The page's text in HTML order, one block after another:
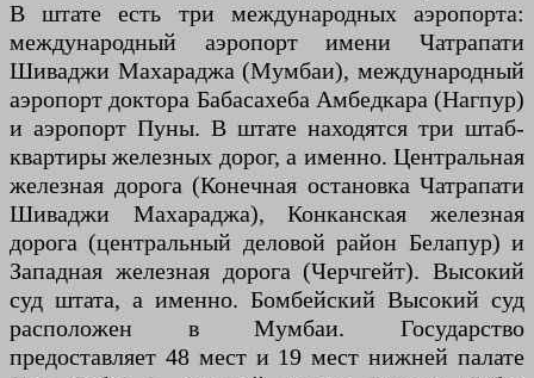
В штате есть три международных аэропорта:
международный аэропорт имени Чатрапати
Шиваджи Махараджа (Мумбаи), международный
аэропорт доктора Бабасахеба Амбедкара (Нагпур)
и аэропорт Пуны. В штате находятся три штаб-
квартиры железных дорог, а именно. Центральная
железная дорога (Конечная остановка Чатрапати
Шиваджи Махараджа), Конканская железная
дорога (центральный деловой район Белапур) и
Западная железная дорога (Черчгейт). Высокий
суд штата, а именно. Бомбейский Высокий суд
расположен в Мумбаи. Государство
предоставляет 48 мест и 19 мест нижней палате